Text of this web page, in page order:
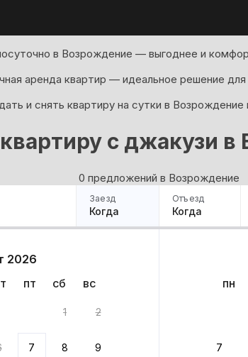
в Возрождение — выгоднее и
аренда квартир — идеальное решение
и снять квартиру на сутки в
с джакузи в
0 предложений в Возрождение
Заезд
Когда
Отъезд
Когда
2026
пт сб вс
1 2
7 8 9
пн
7
вариант из результатов поиска не